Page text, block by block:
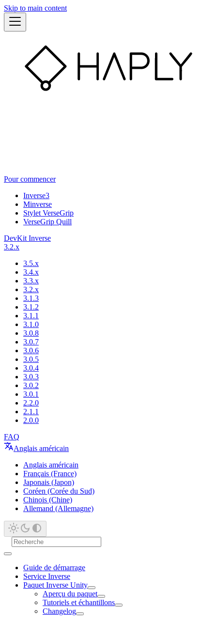
Skip to main content
Pour commencer
Inverse3
Minverse
Stylet VerseGrip
VerseGrip Quill
DevKit Inverse
3.2.x
3.5.x
3.4.x
3.3.x
3.2.x
3.1.3
3.1.2
3.1.1
3.1.0
3.0.8
3.0.7
3.0.6
3.0.5
3.0.4
3.0.3
3.0.2
3.0.1
2.2.0
2.1.1
2.0.0
FAQ
Anglais américain
Anglais américain
Français (France)
Japonais (Japon)
Coréen (Corée du Sud)
Chinois (Chine)
Allemand (Allemagne)
Guide de démarrage
Service Inverse
Paquet Inverse Unity
Aperçu du paquet
Tutoriels et échantillons
Changelog